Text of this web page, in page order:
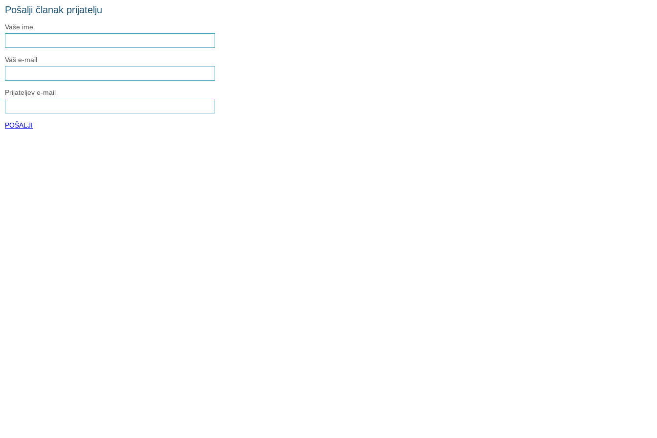
Pošalji članak prijatelju
Vaše ime
Vaš e-mail
Prijateljev e-mail
POŠALJI